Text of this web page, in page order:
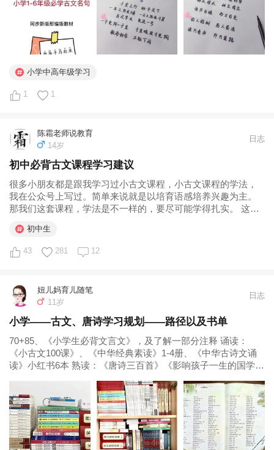
小学中高年级学习
1 1
陈霜老师说教育
14岁
日志
初中必背古文课程学习建议
很多小朋友都是跟我学习过小古文课程，小古文课程的学法，
我在公众号上写过。简单来说就是以培育语感培养兴趣为主。
那我们这套课程，学法是不一样的，要尽可能学得扎实。 这节
提要求。如果你能按照这个方法来学习，一定能把文言文学的
很好。方法其实也就是我们...
初中生
43 281 12
妞儿妈育儿随笔
11岁
日志
小学——古文、唐诗学习规划——路径以及书单
70+85、《小学生必背文言文》，及了解一部分注释 诵读：
《小古文100课》、《中华经典素读》1-4册、《中华古诗文诵
读》小红书6本 熟读：《唐诗三百首》《影响孩子一生的国学启
也这样讲，但是至少文本是这样的。只要是语言，学习少不了
多读。持久的...